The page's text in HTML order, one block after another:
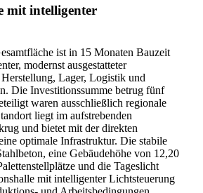
mit intelligenter
ist in 15 Monaten Bauzeit
modernst ausgestatteter
Lager, Logistik und
Die Investitionssumme betrug fünf
waren ausschließlich regionale
liegt im aufstrebenden
und bietet mit der direkten
optimale Infrastruktur. Die stabile
eine Gebäudehöhe von 12,20
und die Tageslicht
mit intelligenter Lichtsteuerung